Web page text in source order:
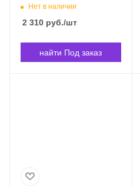
(13см) x 10' (24см). YUKA
Владивостоке
Нет в наличии
2 310 руб./шт
найти Под заказ